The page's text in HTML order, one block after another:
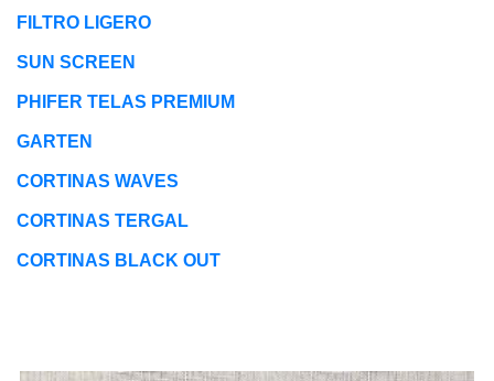
FILTRO LIGERO
SUN SCREEN
PHIFER TELAS PREMIUM
GARTEN
CORTINAS WAVES
CORTINAS TERGAL
CORTINAS BLACK OUT